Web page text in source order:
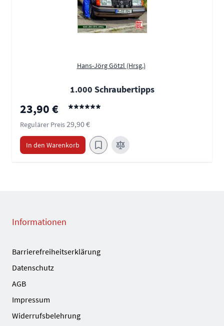
Hans-Jörg Götzl (Hrsg.)
1.000 Schraubertipps
Sonderpreis
23,90 € ******
Regulärer Preis29,90 €
In den Warenkorb
Informationen
Barrierefreiheitserklärung
Datenschutz
AGB
Impressum
Widerrufsbelehrung